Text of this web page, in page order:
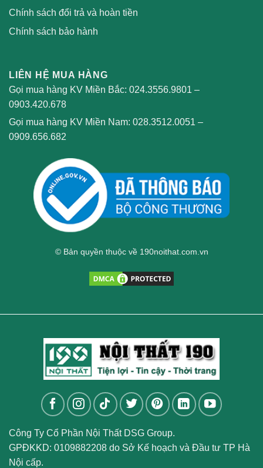
Chính sách đổi trả và hoàn tiền
Chính sách bảo hành
LIÊN HỆ MUA HÀNG
Gọi mua hàng KV Miền Bắc: 024.3556.9801 –
0903.420.678
Gọi mua hàng KV Miền Nam: 028.3512.0051 –
0909.656.682
© Bản quyền thuộc về 190noithat.com.vn
Công Ty Cổ Phần Nội Thất DSG Group.
GPĐKKD: 0109882208 do Sở Kế hoạch và Đầu tư TP Hà
Nội cấp.